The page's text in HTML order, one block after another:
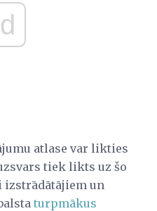
atlase var likties
tiek likts uz šo
izstrādātājiem un
turpmākus